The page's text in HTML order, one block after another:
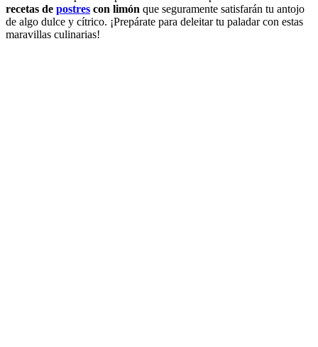
recetas de postres con limón que seguramente satisfarán tu antojo
de algo dulce y cítrico. ¡Prepárate para deleitar tu paladar con estas
maravillas culinarias!